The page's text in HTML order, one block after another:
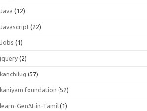
Java (12)
Javascript (22)
Jobs (1)
jquery (2)
kanchilug (57)
kaniyam foundation (52)
learn-GenAI-in-Tamil (1)